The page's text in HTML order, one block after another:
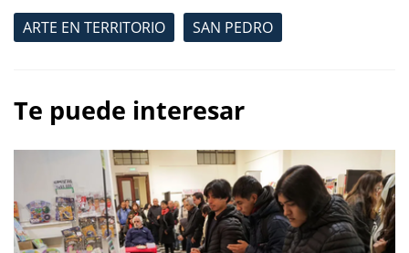
ARTE EN TERRITORIO SAN PEDRO
Te puede interesar